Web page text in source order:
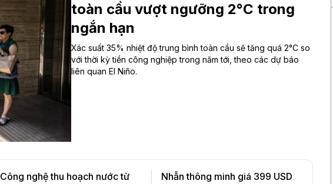
toàn cầu vượt ngưỡng 2°C trong
ngắn hạn
Xác suất 35% nhiệt độ trung bình toàn cầu sẽ tăng quá 2°C so
với thời kỳ tiền công nghiệp trong năm tới, theo các dự báo
liên quan El Niño.
Công nghệ thu hoạch nước từ
Nhẫn thông minh giá 399 USD